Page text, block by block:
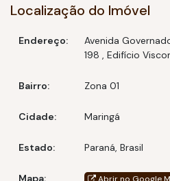
Por que este
Ambientes amplos — difícil de
Localização valorizada,
com segurança
Localização do Imóvel
Endereço: Avenida
198 , Edifício
Bairro: Zona 01
Cidade: Maringá
Estado: Paraná, Brasil
Mapa: